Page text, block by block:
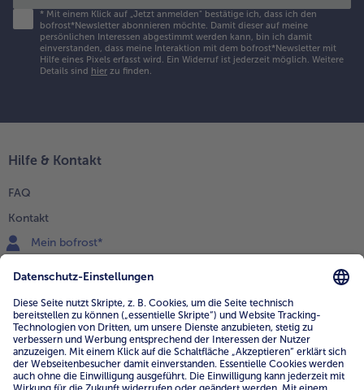
* Mit einem Klick auf „Jetzt anmelden" bestätige ich, dass ich den
bofrost*Newsletter abonnieren möchte. Damit dieser auf meine
persönlichen Interessen abgestimmt werden kann, bin ich damit
einverstanden, dass meine Interaktion mit dem bofrost*Newsletter mit
Hilfe eines Pixels erfasst wird. Ein Widerruf ist jederzeit möglich. Weitere
Details sind hier zu finden.
Hilfe & Kontakt
FAQ
Kontakt
Mein bofrost*
0800 - 000 19 18
Mo.-Fr.: 7-21 Uhr Sa: 8-16 Uhr
Service